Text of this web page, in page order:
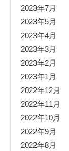
2023年7月
2023年5月
2023年4月
2023年3月
2023年2月
2023年1月
2022年12月
2022年11月
2022年10月
2022年9月
2022年8月